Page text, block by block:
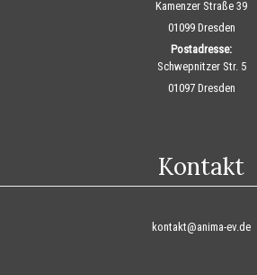
Kamenzer Straße 39
01099 Dresden
Postadresse:
Schwepnitzer Str. 5
01097 Dresden
Kontakt
kontakt@anima-ev.de